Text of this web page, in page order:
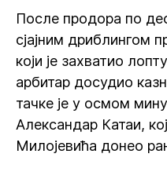
После продора по
сјајним дриблингом
који је захватио
арбитар досудио
тачке је у осмом
Александар Катаи,
Милојевића донео